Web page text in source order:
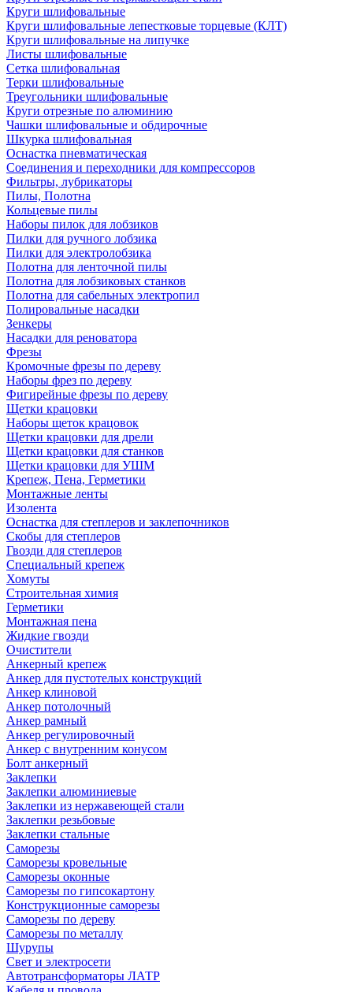
Круги шлифовальные
Круги шлифовальные лепестковые торцевые (КЛТ)
Круги шлифовальные на липучке
Листы шлифовальные
Сетка шлифовальная
Терки шлифовальные
Треугольники шлифовальные
Круги отрезные по алюминию
Чашки шлифовальные и обдирочные
Шкурка шлифовальная
Оснастка пневматическая
Соединения и переходники для компрессоров
Фильтры, лубрикаторы
Пилы, Полотна
Кольцевые пилы
Наборы пилок для лобзиков
Пилки для ручного лобзика
Пилки для электролобзика
Полотна для ленточной пилы
Полотна для лобзиковых станков
Полотна для сабельных электропил
Полировальные насадки
Зенкеры
Насадки для реноватора
Фрезы
Кромочные фрезы по дереву
Наборы фрез по дереву
Фигирейные фрезы по дереву
Щетки крацовки
Наборы щеток крацовок
Щетки крацовки для дрели
Щетки крацовки для станков
Щетки крацовки для УШМ
Крепеж, Пена, Герметики
Монтажные ленты
Изолента
Оснастка для степлеров и заклепочников
Скобы для степлеров
Гвозди для степлеров
Специальный крепеж
Хомуты
Строительная химия
Герметики
Монтажная пена
Жидкие гвозди
Очистители
Анкерный крепеж
Анкер для пустотелых конструкций
Анкер клиновой
Анкер потолочный
Анкер рамный
Анкер регулировочный
Анкер с внутренним конусом
Болт анкерный
Заклепки
Заклепки алюминиевые
Заклепки из нержавеющей стали
Заклепки резьбовые
Заклепки стальные
Саморезы
Саморезы кровельные
Саморезы оконные
Саморезы по гипсокартону
Конструкционные саморезы
Саморезы по дереву
Саморезы по металлу
Шурупы
Свет и электросети
Автотрансформаторы ЛАТР